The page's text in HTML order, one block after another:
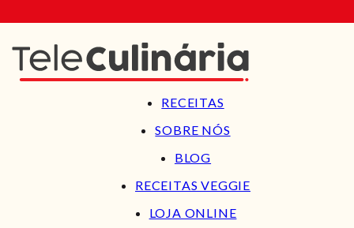
RECEITAS
SOBRE NÓS
BLOG
RECEITAS VEGGIE
LOJA ONLINE